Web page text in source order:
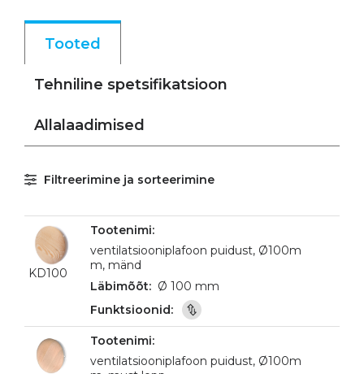
Tooted
Tehniline spetsifikatsioon
Allalaadimised
Filtreerimine ja sorteerimine
KD100
ventilatsiooniplafoon puidust, Ø100m
m, mänd
Ø 100 mm
ventilatsiooniplafoon puidust, Ø100m